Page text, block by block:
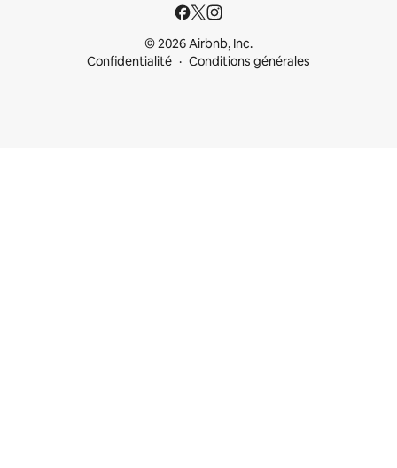
© 2026 Airbnb, Inc.
Confidentialité
Conditions générales